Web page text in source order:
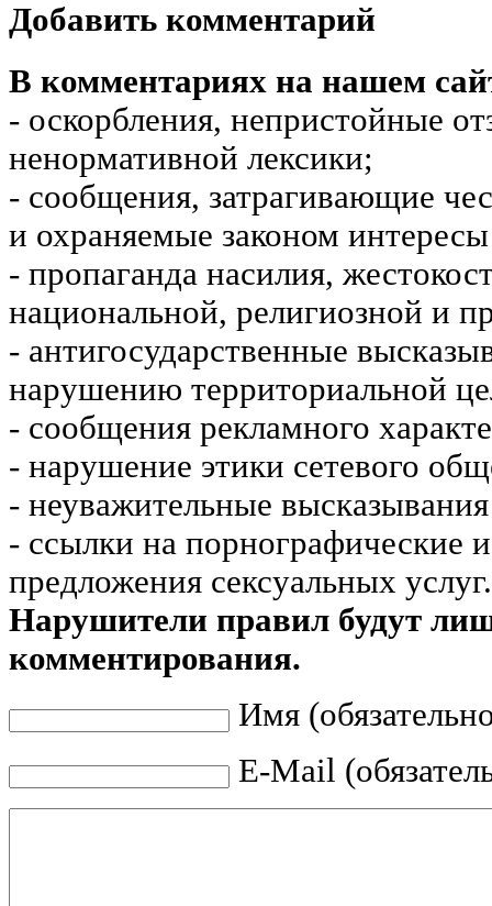
Добавить комментарий
В комментариях на нашем
- оскорбления, непристойные
ненормативной лексики;
- сообщения, затрагивающие
и охраняемые законом
- пропаганда насилия,
национальной, религиозной и
- антигосударственные
нарушению территориальной
- сообщения рекламного
- нарушение этики сетевого
- неуважительные
- ссылки на порнографические
предложения сексуальных услуг.
Нарушители правил будут
комментирования.
Имя
E-Mail